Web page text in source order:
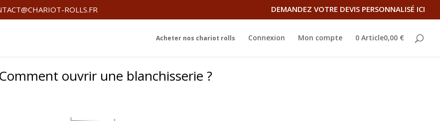
ROLLS.FR DEMANDEZ VOTRE DEVIS PERSONNALISÉ ICI
Acheter nos chariot rolls Connexion Mon compte 0 Article0,00 €
Comment ouvrir une blanchisserie ?